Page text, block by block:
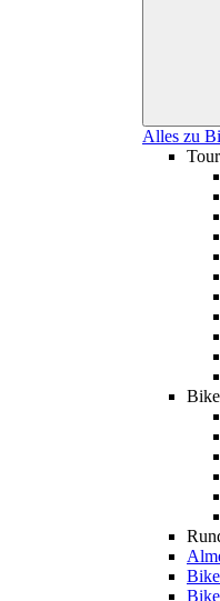
Alles zu